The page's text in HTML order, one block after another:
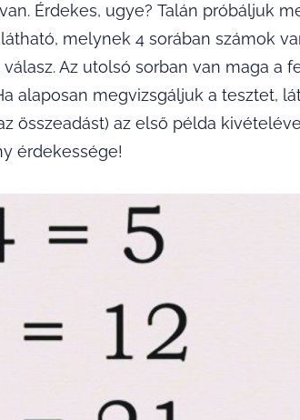
Érdekes, ugye? Talán próbáljuk
melynek 4 sorában számok
Az utolsó sorban van maga a
alaposan megvizsgáljuk a tesztet,
összeadást) az első példa
érdekessége!